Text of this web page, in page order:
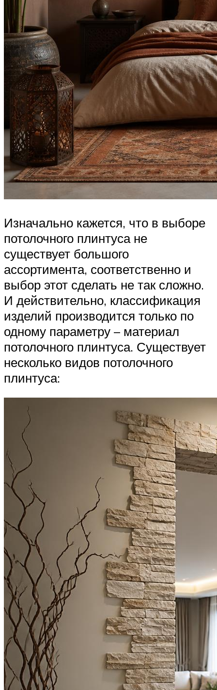
Изначально кажется, что в выборе
потолочного плинтуса не
существует большого
ассортимента, соответственно и
выбор этот сделать не так сложно.
И действительно, классификация
изделий производится только по
одному параметру – материал
потолочного плинтуса. Существует
несколько видов потолочного
плинтуса: